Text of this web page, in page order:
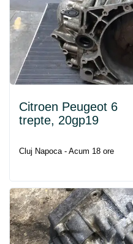
Citroen Peugeot 6
trepte, 20gp19
Cluj Napoca - Acum 18 ore